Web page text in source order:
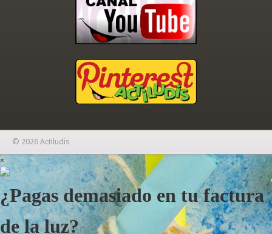
© 2026 Actiludis
×
¿Pagas demasiado en tu factura
de la luz?